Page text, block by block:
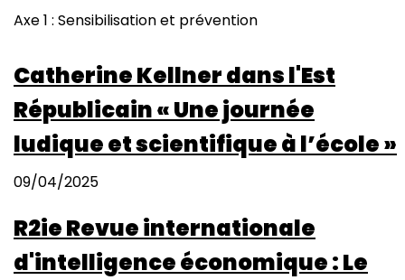
Axe 1 : Sensibilisation et prévention
Catherine Kellner dans l'Est
Républicain « Une journée
ludique et scientifique à l’école »
09/04/2025
R2ie Revue internationale
d'intelligence économique : Le